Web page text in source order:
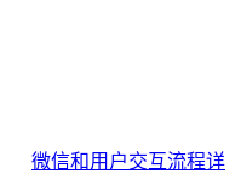
微信和用户交互流程详